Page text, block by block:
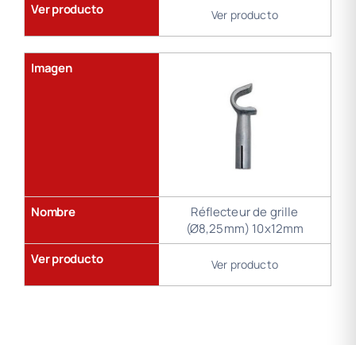
Ver producto
Ver producto
Imagen
Nombre
Réflecteur de grille
(Ø8,25mm) 10x12mm
Ver producto
Ver producto